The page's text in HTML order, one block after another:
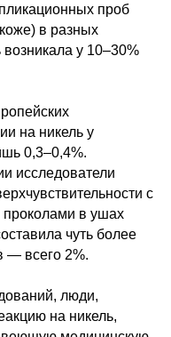
проб
в разных
возникала у 10–30%
на никель у
0,3–0,4%.
исследователи
с
проколами в ушах
чуть более
— всего 2%.
люди,
на никель,